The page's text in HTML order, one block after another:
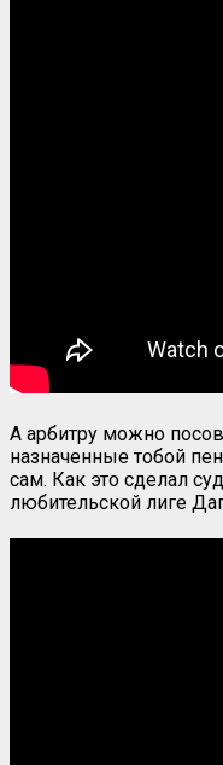
А арбитру можно
назначенные тобой
сам. Как это сделал
любительской лиге